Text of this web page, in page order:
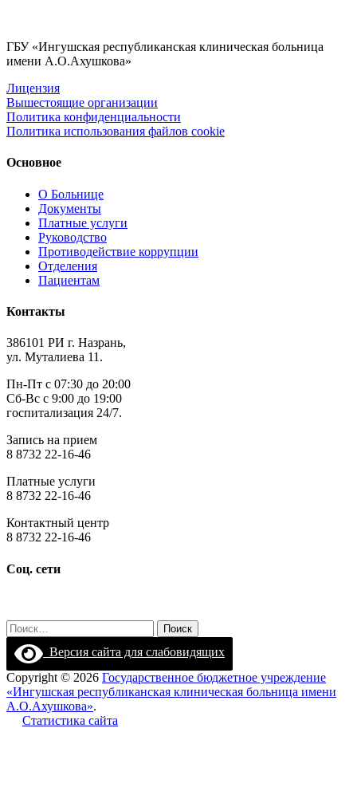
ГБУ «Ингушская республиканская клиническая больница
имени А.О.Ахушкова»
Лицензия
Вышестоящие организации
Политика конфиденциальности
Политика использования файлов cookie
Основное
О Больнице
Документы
Платные услуги
Руководство
Противодействие коррупции
Отделения
Пациентам
Контакты
386101 РИ г. Назрань,
ул. Муталиева 11.
Пн-Пт с 07:30 до 20:00
Сб-Вс с 9:00 до 19:00
госпитализация 24/7.
Запись на прием
8 8732 22-16-46
Платные услуги
8 8732 22-16-46
Контактный центр
8 8732 22-16-46
Соц. сети
Найти:
Версия сайта для слабовидящих
Copyright © 2026 Государственное бюджетное учреждение
«Ингушская республиканская клиническая больница имени
А.О.Ахушкова».
Статистика сайта